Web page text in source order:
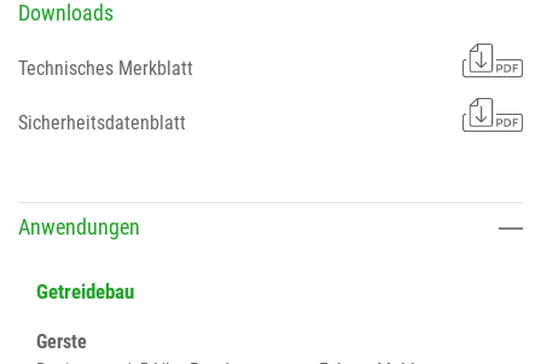
Downloads
Technisches Merkblatt
Sicherheitsdatenblatt
Anwendungen
Getreidebau
Gerste